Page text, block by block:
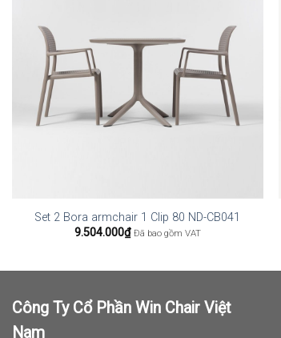
Set 2 Bora armchair 1 Clip 80 ND-CB041
9.504.000₫ Đã bao gồm VAT
Công Ty Cổ Phần Win Chair Việt
Nam